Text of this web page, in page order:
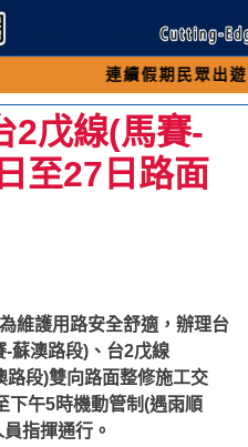
續假期民眾出遊可先撥打
2戊線(馬賽-
至27日路面
維護用路安全舒適，辦理台
蘇澳路段)、台2戊線
段)雙向路面整修施工交
下午5時機動管制(遇雨順
指揮通行。